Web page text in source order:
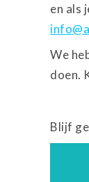
en als
We
doen.
Blijf